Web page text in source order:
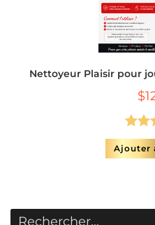
Nettoyeur Plaisir pour
$
Ajouter